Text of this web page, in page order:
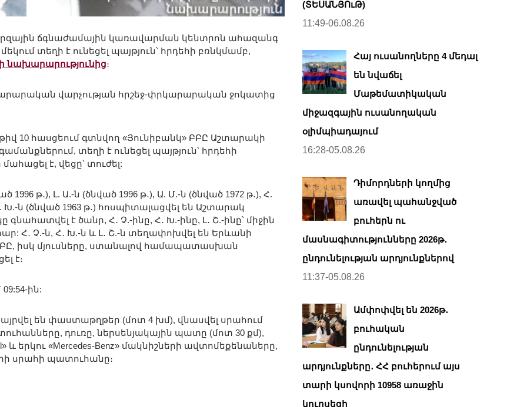
ճգնաժամային կառավարման կենտրոն ահազանգ
տեղի է ունեցել պայթյուն՝ հրդեհի բռնկմամբ,
նախարարությունից։
վարչության հրշեջ-փրկարարական ջոկատից
10 հասցեում գտնվող «Յունիբանկ» ԲԲԸ Աշտարակի
տեղի է ունեցել պայթյուն՝ հրդեհի
է, վեցը՝ տուժել:
թ․), Լ. Ա.-ն (ծնված 1996 թ․), Ա. Մ.-ն (ծնված 1972 թ․), Հ.
Խ.-ն (ծնված 1963 թ․) հոսպիտալացվել են Աշտարակ
է ծանր, Հ․ Չ.-ինը, Հ․ Խ.-ինը, Լ․ Շ.-ինը՝ միջին
Հ․ Չ.-ն, Հ․ Խ.-ն և Լ․ Շ.-ն տեղափոխվել են Երևանի
իսկ մյուսները, ստանալով համապատասխան
է։
ին:
են փաստաթղթեր (մոտ 4 խմ), վնասվել սրահում
դուռը, ներսենյակային պատը (մոտ 30 քմ),
և երկու «Mercedes-Benz» մակնիշների ավտոմեքենաները,
սրահի պատուհանը։
(ՏԵՍԱՆՅՈւԹ)
11:49-06.08.26
Հայ ուսանողները 4 մեդալ
են նվաճել
Մաթեմատիկական
միջազգային ուսանողական
օլիմպիադայում
16:28-05.08.26
Դիմորդների կողմից
առավել պահանջված
բուհերն ու
մասնագիտությունները 2026թ․
ընդունելության արդյունքներով
11:37-05.08.26
Ամփոփվել են 2026թ․
բուհական
ընդունելության
արդյունքները․ ՀՀ բուհերում այս
տարի կսովորի 10958 առաջին
կուրսեցի